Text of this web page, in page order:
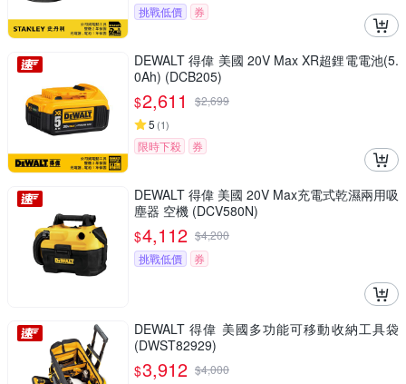
挑戰低價 券
DEWALT 得偉 美國 20V Max XR超鋰電電池(5.
0Ah) (DCB205)
$2,611 $2,699
5 (1)
限時下殺 券
DEWALT 得偉 美國 20V Max充電式乾濕兩用吸
塵器 空機 (DCV580N)
$4,112 $4,200
挑戰低價
券
DEWALT 得偉 美國多功能可移動收納工具袋
(DWST82929)
$3,912 $4,000